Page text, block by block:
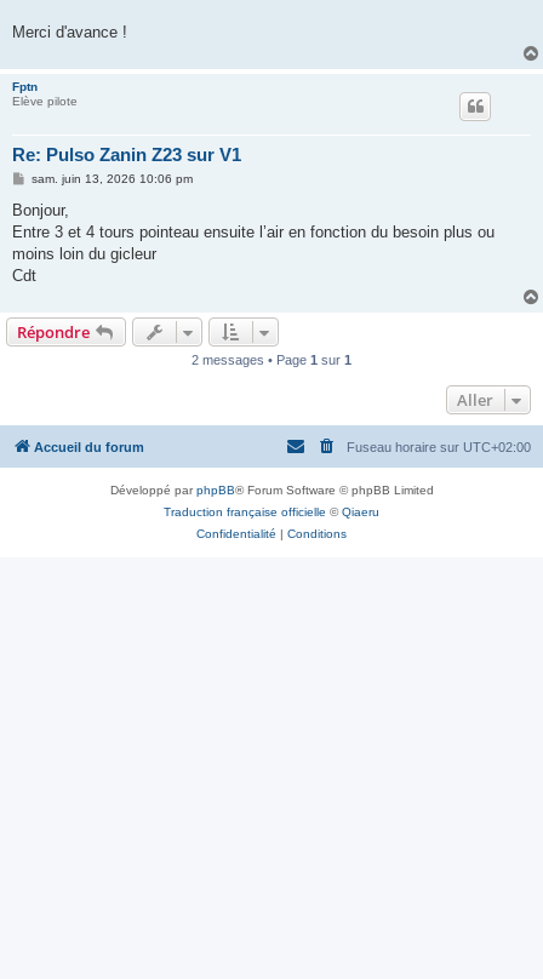
Merci d'avance !
Fptn
Elève pilote
Re: Pulso Zanin Z23 sur V1
M
s
a
g
sam. juin 13, 2026 10:06 pm
Bonjour,
Entre 3 et 4 tours pointeau ensuite l’air en fonction du besoin plus ou
moins loin du gicleur
Cdt
Répondre
2 messages • Page 1 sur 1
Aller
Accueil du forum Fuseau horaire sur UTC+02:00
Développé parphpBB® Forum Software © phpBB Limited
Traduction française officielle ©Qiaeru
Confidentialité | Conditions